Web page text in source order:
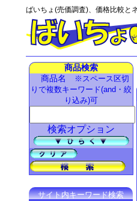
ばいちょ(売価調査)、価格比較と
商品検索
商品名
※スペース区切
りで複数キーワード(and・絞
り込み)可
検索オプション
サイト内キーワード検索